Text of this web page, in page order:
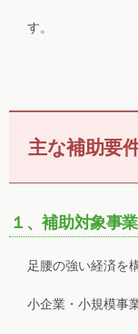
す。
主な補助要
１、補助対象事業
足腰の強い経済を
小企業・小規模事